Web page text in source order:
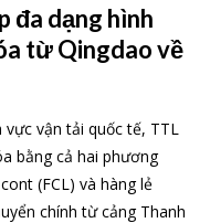
đa dạng hình
từ Qingdao về
vận tải quốc tế, TTL
bằng cả hai phương
(FCL) và hàng lẻ
chính từ cảng Thanh